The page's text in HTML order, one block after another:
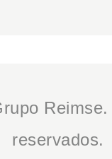
Reimse.
reservados.